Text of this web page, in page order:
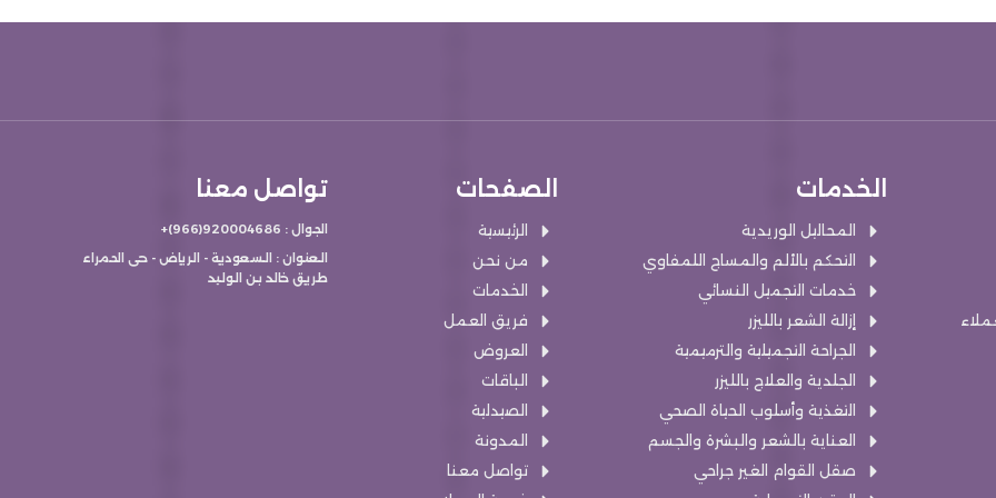
الخدمات
المحاليل الوريدية
التحكم بالألم والمساج اللمفاوي
خدمات التجميل النسائي
إزالة الشعر بالليزر
الجراحة التجميلية والترميمية
الجلدية والعلاج بالليزر
التغذية وأسلوب الحياة الصحي
العناية بالشعر والبشرة والجسم
صقل القوام الغير جراحي
الصفحات
الرئيسية
من نحن
الخدمات
فريق العمل
العروض
الباقات
الصيدلية
المدونة
تواصل معنا
تواصل معنا
الجوال : 920004686(966)+
العنوان : السعودية - الرياض - حى الحمراء
طريق خالد بن الوليد